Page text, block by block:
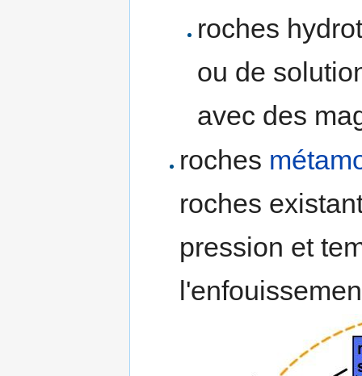
roches
ou de
avec des
roches
roches
pression et